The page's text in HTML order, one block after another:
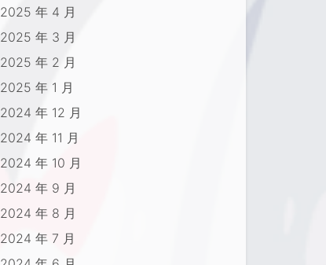
2025 年 4 月
2025 年 3 月
2025 年 2 月
2025 年 1 月
2024 年 12 月
2024 年 11 月
2024 年 10 月
2024 年 9 月
2024 年 8 月
2024 年 7 月